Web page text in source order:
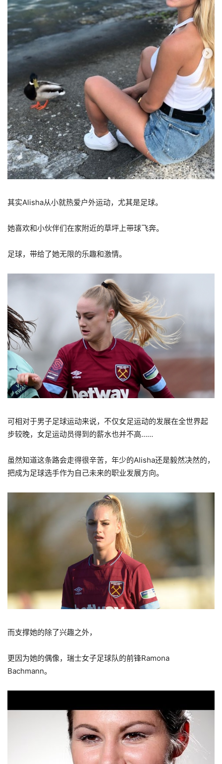
其实Alisha从小就热爱户外运动，尤其是足球。
她喜欢和小伙伴们在家附近的草坪上带球飞奔。
足球，带给了她无限的乐趣和激情。
可相对于男子足球运动来说，不仅女足运动的发展在全世界起
步较晚，女足运动员得到的薪水也并不高……
虽然知道这条路会走得很辛苦，年少的Alisha还是毅然决然的，
把成为足球选手作为自己未来的职业发展方向。
而支撑她的除了兴趣之外，
更因为她的偶像，瑞士女子足球队的前锋Ramona
Bachmann。